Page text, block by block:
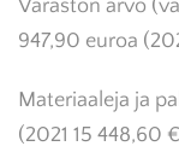
Varaston arvo
947,90 euroa
Materiaaleja ja
(2021 15 448,60